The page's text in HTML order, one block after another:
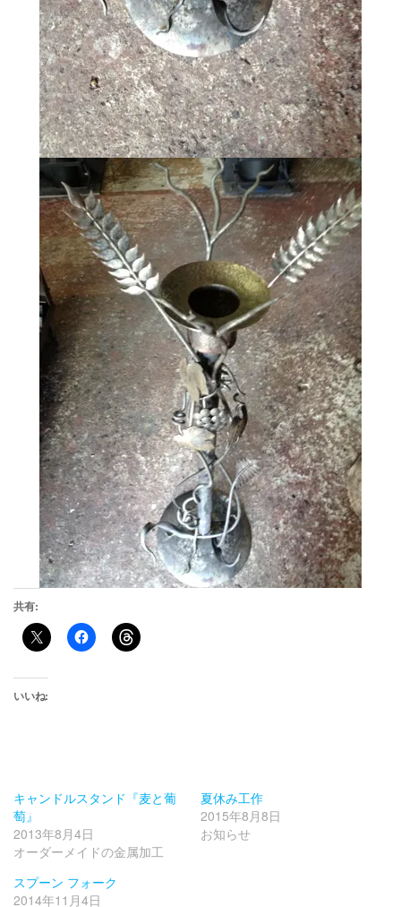
共有:
いいね:
キャンドルスタンド『麦と葡
萄』
2013年8月4日
オーダーメイドの金属加工
夏休み工作
2015年8月8日
お知らせ
スプーン フォーク
2014年11月4日